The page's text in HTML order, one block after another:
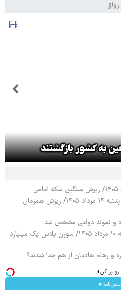
رواق
قیمت محصولات ایران خودرو چهارشنبه ۱۴ مرداد ۱۴۰۵/ ریزش همزمان
و نمونه دولتی مشخص شد
قیمت محصولات ایران خودرو شنبه ۱۰ مرداد ۱۴۰۵/ سورن پلاس یک میلیارد
و رهام هادیان از هم جدا شدند؟
رو پر کن◖